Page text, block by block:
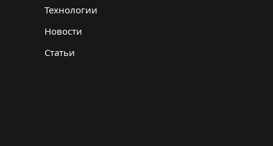
Технологии
Новости
Статьи